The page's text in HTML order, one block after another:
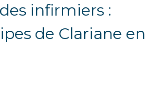
infirmiers :
de Clariane en